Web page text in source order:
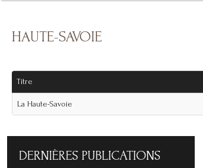
HAUTE-SAVOIE
Titre
La Haute-Savoie
DERNIÈRES PUBLICATIONS